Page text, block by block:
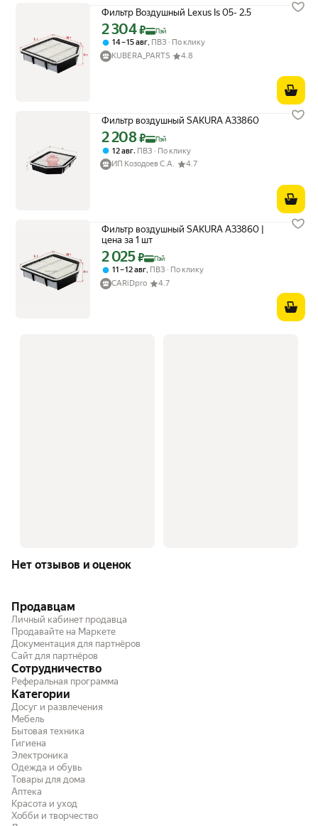
Фильтр Воздушный Lexus Is 05- 2.5
Цена с картой Яндекс Пэй 2304 ₽ вместо
2 304₽ Пэй
14 – 15 авг ПВЗ
По клику
KUBERA_PARTS
4.8
Фильтр воздушный SAKURA A33860
Цена с картой Яндекс Пэй 2208 ₽ вместо
2 208₽ Пэй
12 авг, ПВЗ
По клику
ИП Козодоев С.А.
4.7
Фильтр воздушный SAKURA A33860 |
цена за 1 шт
Цена с картой Яндекс Пэй 2025 ₽ вместо
2 025₽ Пэй
11 – 12 авг, ПВЗ
По клику
CARiDpro
4.7
Нет отзывов и оценок
Продавцам
Личный кабинет продавца
Продавайте на Маркете
Документация для партнёров
Сайт для партнёров
Сотрудничество
Реферальная программа
Категории
Досуг и развлечения
Мебель
Бытовая техника
Гигиена
Электроника
Одежда и обувь
Товары для дома
Аптека
Красота и уход
Хобби и творчество